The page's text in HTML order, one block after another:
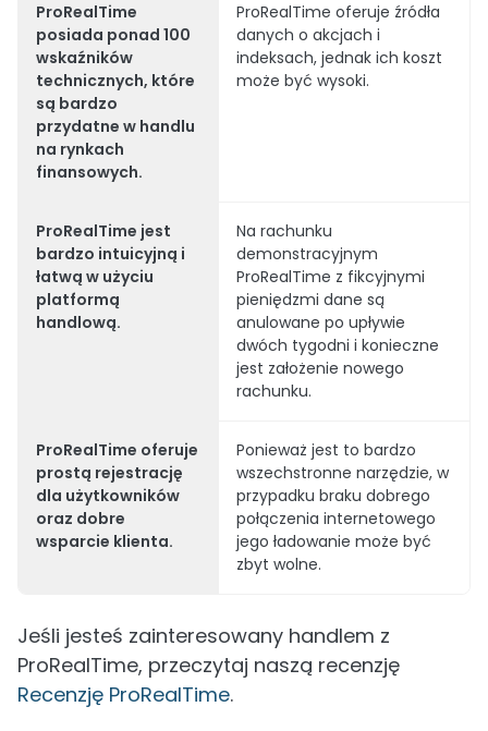
ProRealTime
posiada ponad 100
wskaźników
technicznych, które
są bardzo
przydatne w handlu
na rynkach
finansowych.
ProRealTime oferuje źródła
danych o akcjach i
indeksach, jednak ich koszt
może być wysoki.
ProRealTime jest
bardzo intuicyjną i
łatwą w użyciu
platformą
handlową.
Na rachunku
demonstracyjnym
ProRealTime z fikcyjnymi
pieniędzmi dane są
anulowane po upływie
dwóch tygodni i konieczne
jest założenie nowego
rachunku.
ProRealTime oferuje
prostą rejestrację
dla użytkowników
oraz dobre
wsparcie klienta.
Ponieważ jest to bardzo
wszechstronne narzędzie, w
przypadku braku dobrego
połączenia internetowego
jego ładowanie może być
zbyt wolne.
Jeśli jesteś zainteresowany handlem z
ProRealTime, przeczytaj naszą recenzję
Recenzję ProRealTime.